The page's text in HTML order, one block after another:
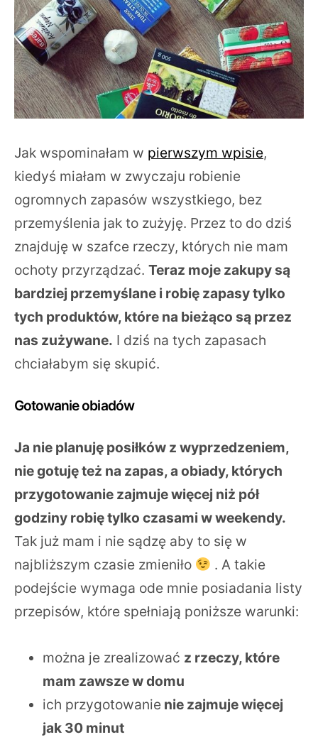
Jak wspominałam w pierwszym wpisie,
kiedyś miałam w zwyczaju robienie
ogromnych zapasów wszystkiego, bez
przemyślenia jak to zużyję. Przez to do dziś
znajduję w szafce rzeczy, których nie mam
ochoty przyrządzać. Teraz moje zakupy są
bardziej przemyślane i robię zapasy tylko
tych produktów, które na bieżąco są przez
nas zużywane. I dziś na tych zapasach
chciałabym się skupić.
Gotowanie obiadów
Ja nie planuję posiłków z wyprzedzeniem,
nie gotuję też na zapas, a obiady, których
przygotowanie zajmuje więcej niż pół
godziny robię tylko czasami w weekendy.
Tak już mam i nie sądzę aby to się w
najbliższym czasie zmieniło
. A takie
podejście wymaga ode mnie posiadania listy
przepisów, które spełniają poniższe warunki:
można je zrealizować z rzeczy, które
mam zawsze w domu
ich przygotowanie nie zajmuje więcej
jak 30 minut